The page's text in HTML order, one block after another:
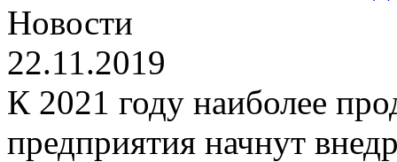
Новости
22.11.2019
К 2021 году наиболее
предприятия начнут